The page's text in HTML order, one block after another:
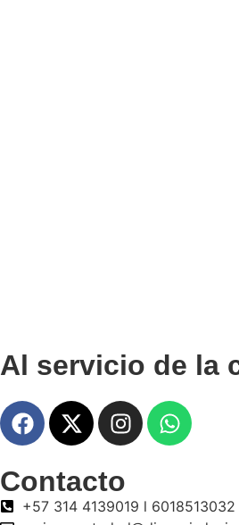
Al servicio de la
Contacto
+57 314 4139019 l 6018513032